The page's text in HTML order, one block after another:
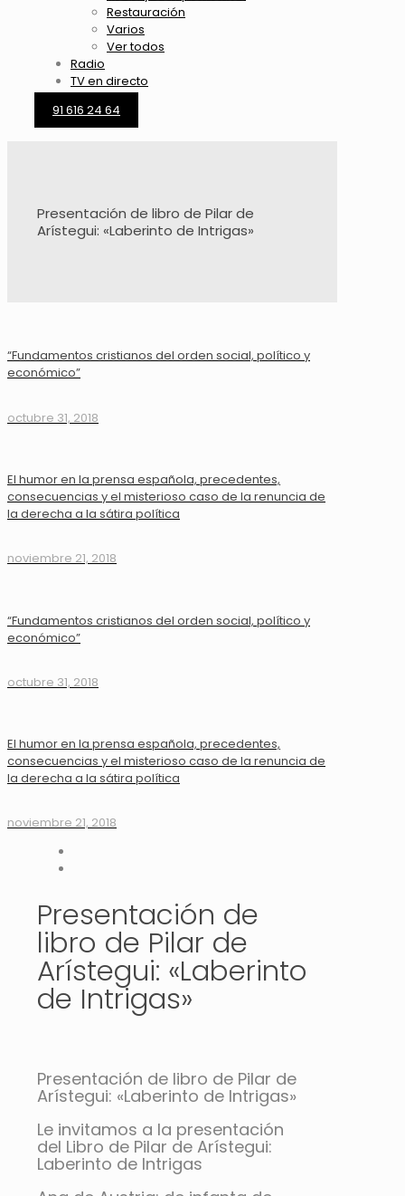
Restauración
Varios
Ver todos
Radio
TV en directo
91 616 24 64
Presentación de libro de Pilar de
Arístegui: «Laberinto de Intrigas»
“Fundamentos cristianos del orden social, político y
económico”
octubre 31, 2018
El humor en la prensa española, precedentes,
consecuencias y el misterioso caso de la renuncia de
la derecha a la sátira política
noviembre 21, 2018
“Fundamentos cristianos del orden social, político y
económico”
octubre 31, 2018
El humor en la prensa española, precedentes,
consecuencias y el misterioso caso de la renuncia de
la derecha a la sátira política
noviembre 21, 2018
Presentación de
libro de Pilar de
Arístegui: «Laberinto
de Intrigas»
Presentación de libro de Pilar de
Arístegui: «Laberinto de Intrigas»
Le invitamos a la presentación
del Libro de Pilar de Arístegui:
Laberinto de Intrigas